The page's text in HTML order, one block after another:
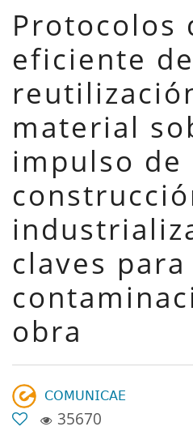
Protocolos
eficiente
material
impulso de
claves
obra
𝖢𝖮𝖬𝖴𝖭𝖨𝖢𝖠𝖤
35670